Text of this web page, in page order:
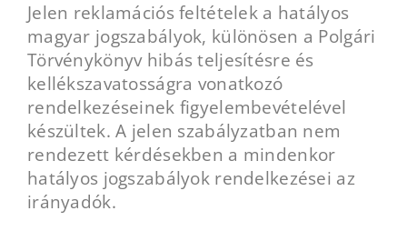
Jelen reklamációs feltételek a hatályos
magyar jogszabályok, különösen a Polgári
Törvénykönyv hibás teljesítésre és
kellékszavatosságra vonatkozó
rendelkezéseinek figyelembevételével
készültek. A jelen szabályzatban nem
rendezett kérdésekben a mindenkor
hatályos jogszabályok rendelkezései az
irányadók.